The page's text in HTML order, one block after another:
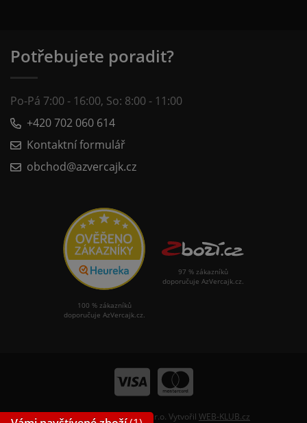
Potřebujete poradit?
Po-Pá 7:00 - 16:00, So: 8:00 - 11:00
+420 702 060 614
Kontaktní formulář
obchod@azvercajk.cz
100 % zákazníků
doporučuje AzVercajk.cz.
97 % zákazníků
doporučuje AzVercajk.cz.
© 2026 Nářadí Slavkov, s.r.o. Vytvořil WEB-KLUB.cz